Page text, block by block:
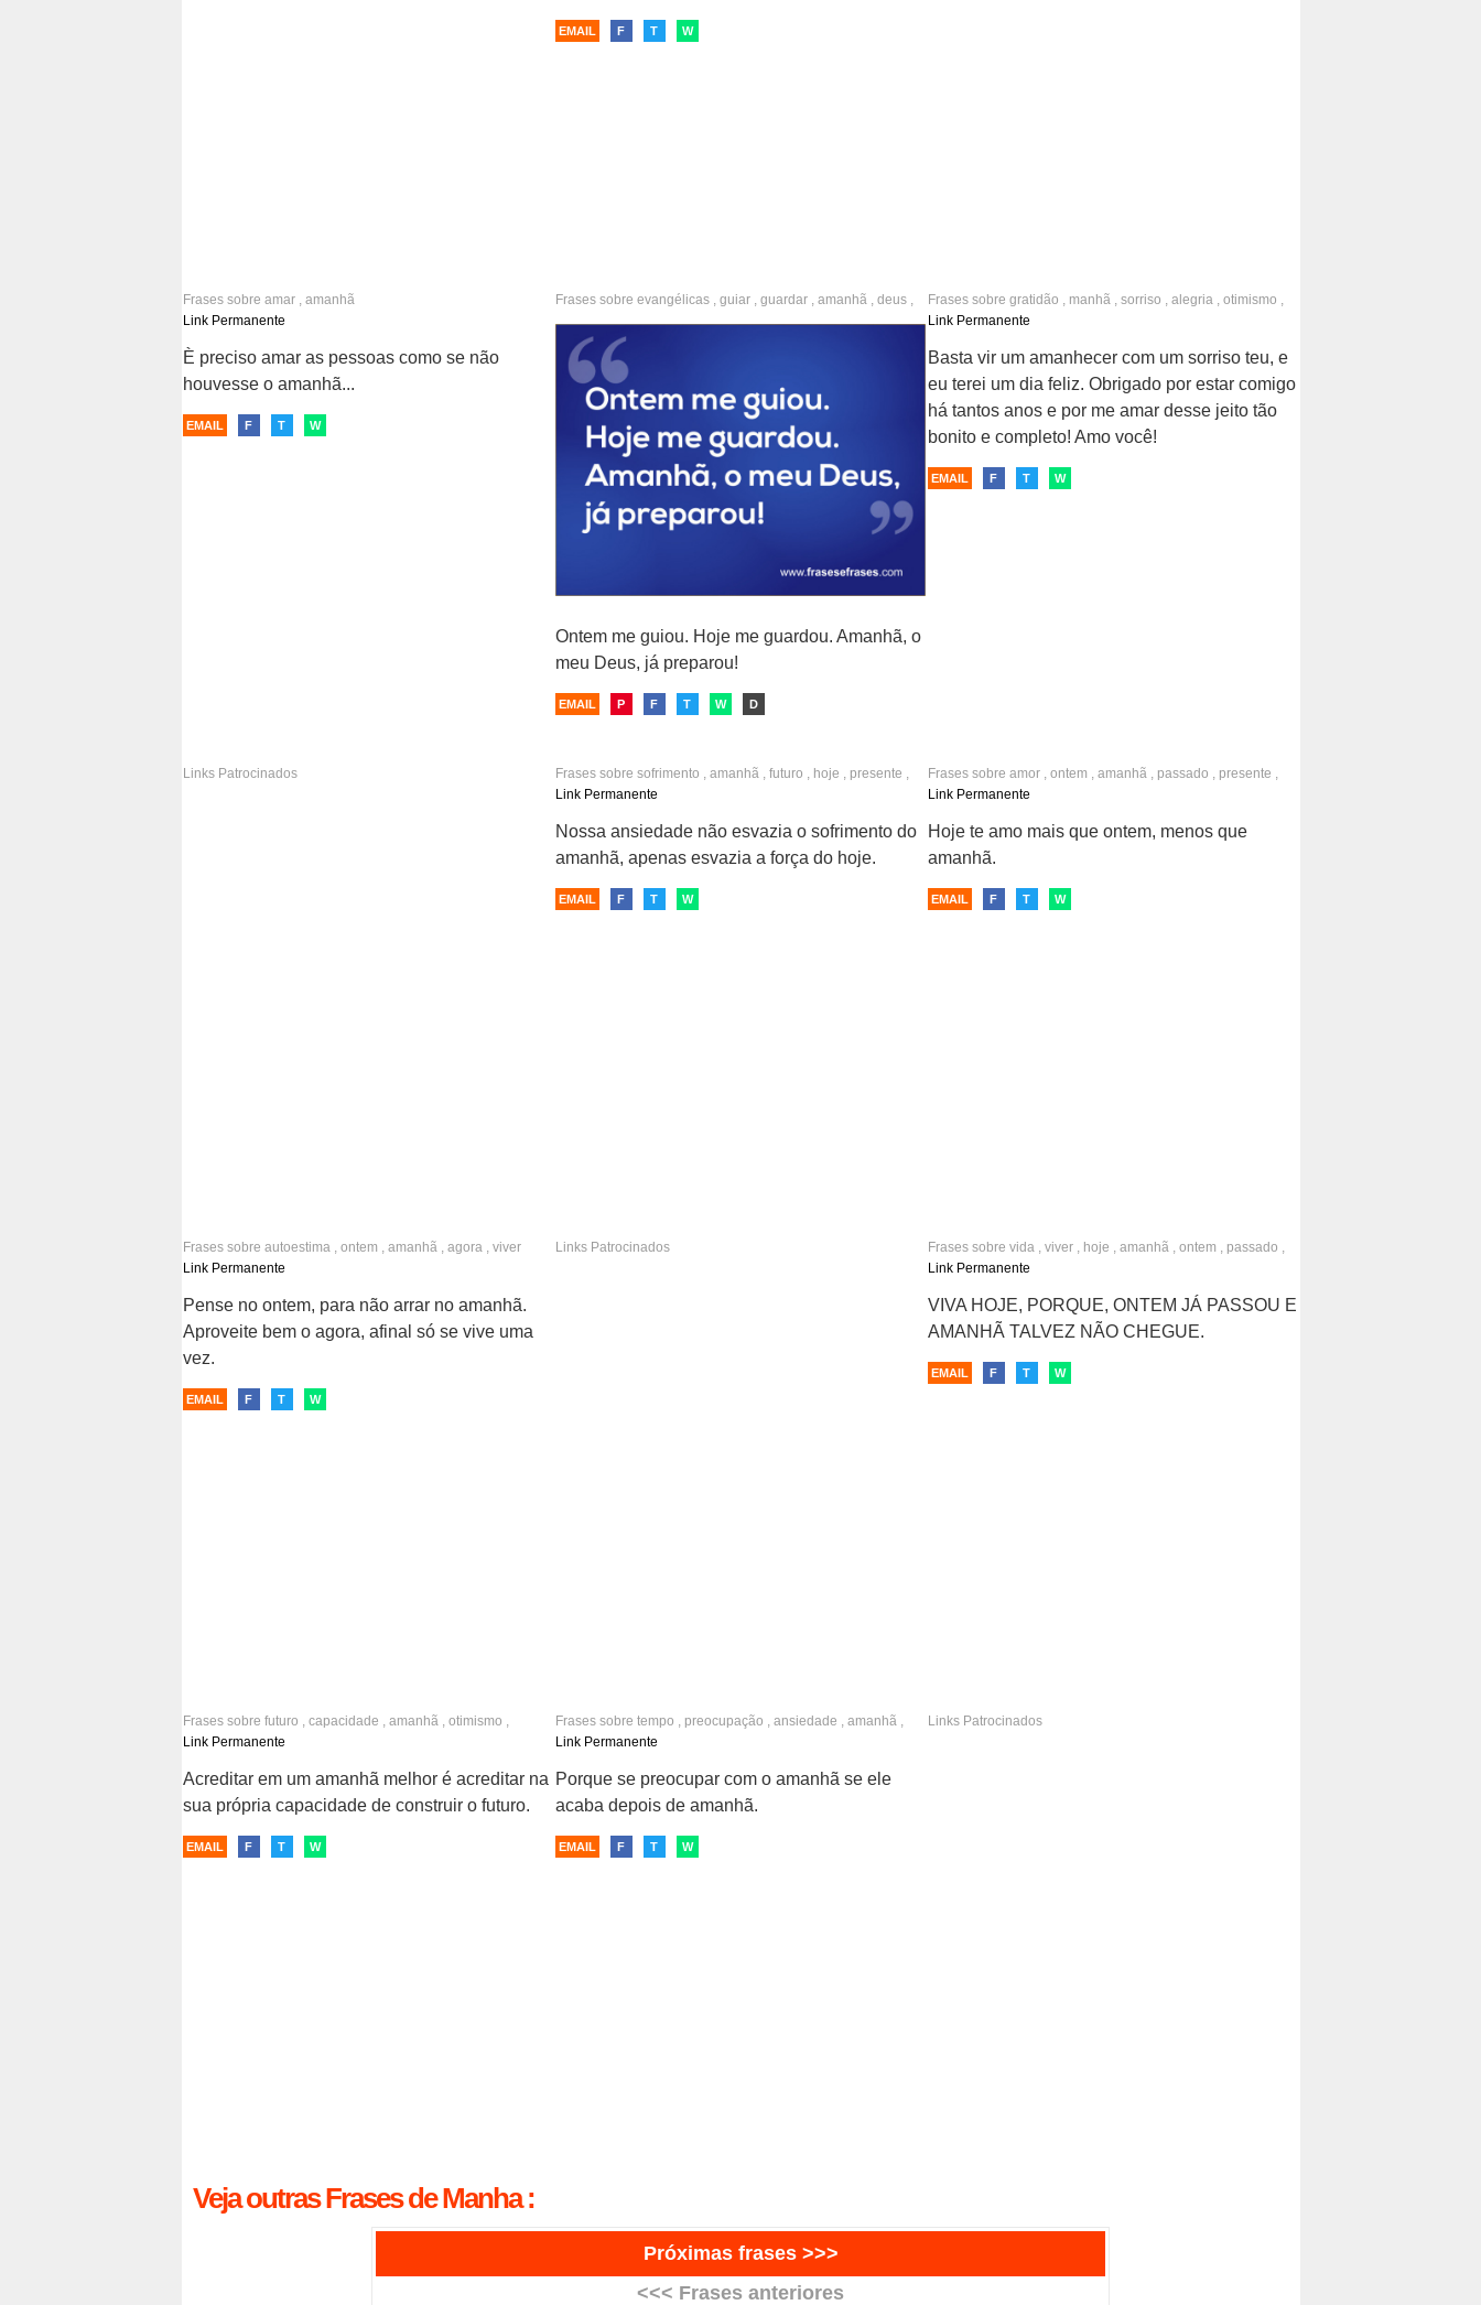
EMAIL F T W
Frases sobre amar, amanhã
Link Permanente
È preciso amar as pessoas como se não
houvesse o amanhã...
EMAIL F T W
Frases sobre evangélicas, guiar, guardar, amanhã, deus,
Ontem me guiou. Hoje me guardou. Amanhã, o
meu Deus, já preparou!
EMAIL P F T W D
Frases sobre gratidão , manhã, sorriso , alegria, otimismo ,
amor,felicidade,
Link Permanente
Basta vir um amanhecer com um sorriso teu, e
eu terei um dia feliz. Obrigado por estar comigo
há tantos anos e por me amar desse jeito tão
bonito e completo! Amo você!
EMAIL F T W
Links Patrocinados Frases sobre sofrimento , amanhã, futuro , hoje , presente ,
agora,força,ansiedade
Link Permanente
Nossa ansiedade não esvazia o sofrimento do
amanhã, apenas esvazia a força do hoje.
EMAIL F T W
Frases sobre amor, ontem , amanhã, passado , presente ,
futuro
Link Permanente
Hoje te amo mais que ontem, menos que
amanhã.
EMAIL F T W
Frases sobre autoestima, ontem , amanhã, agora, viver
Link Permanente
Pense no ontem, para não arrar no amanhã.
Aproveite bem o agora, afinal só se vive uma
vez.
EMAIL F T W
Links Patrocinados Frases sobre vida, viver, hoje , amanhã, ontem , passado ,
presente,futuro
Link Permanente
VIVA HOJE, PORQUE, ONTEM JÁ PASSOU E
AMANHÃ TALVEZ NÃO CHEGUE.
EMAIL F T W
Frases sobre futuro , capacidade , amanhã, otimismo ,
otimistas
Link Permanente
Acreditar em um amanhã melhor é acreditar na
sua própria capacidade de construir o futuro.
EMAIL F T W
Frases sobre tempo , preocupação , ansiedade , amanhã,
responsabilidade
Link Permanente
Porque se preocupar com o amanhã se ele
acaba depois de amanhã.
EMAIL F T W
Links Patrocinados
Veja outras Frases de Manha :
Próximas frases >>>
<<< Frases anteriores